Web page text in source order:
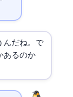
んだね。で
あるのか